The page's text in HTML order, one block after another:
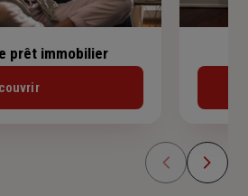
prêt immobilier